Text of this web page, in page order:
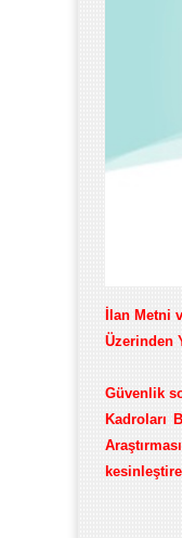
İlan Metni
Üzerinden
Güvenlik
Kadroları